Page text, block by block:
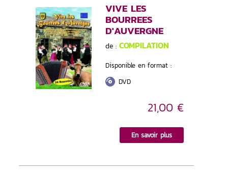
VIVE LES
BOURREES
D'AUVERGNE
de : COMPILATION
Disponible en format :
DVD
21,00 €
En savoir plus